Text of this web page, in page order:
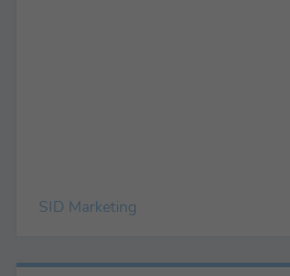
SID Marketing